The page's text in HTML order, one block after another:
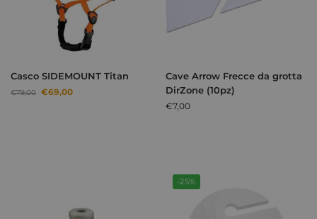
Casco SIDEMOUNT Titan
€79,00 €69,00
Cave Arrow Frecce da grotta
DirZone (10pz)
€7,00
-25%